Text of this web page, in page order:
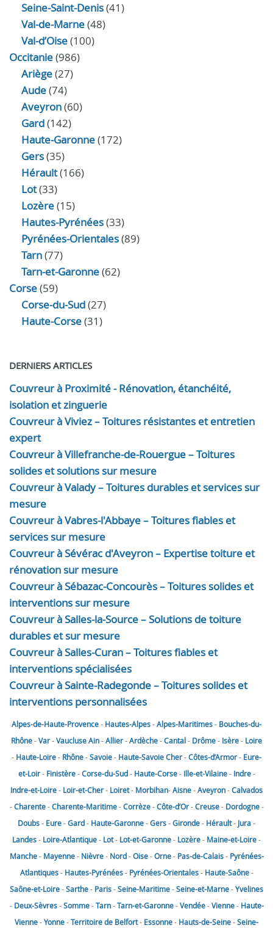
Seine-Saint-Denis(41)
Val-de-Marne(48)
Val-d’Oise(100)
Occitanie(986)
Ariège(27)
Aude(74)
Aveyron(60)
Gard(142)
Haute-Garonne(172)
Gers(35)
Hérault(166)
Lot(33)
Lozère(15)
Hautes-Pyrénées(33)
Pyrénées-Orientales(89)
Tarn(77)
Tarn-et-Garonne(62)
Corse(59)
Corse-du-Sud(27)
Haute-Corse(31)
DERNIERS ARTICLES
Couvreur à Proximité - Rénovation, étanchéité,
isolation et zinguerie
Couvreur à Viviez – Toitures résistantes et entretien
expert
Couvreur à Villefranche-de-Rouergue – Toitures
solides et solutions sur mesure
Couvreur à Valady – Toitures durables et services sur
mesure
Couvreur à Vabres-l'Abbaye – Toitures fiables et
services sur mesure
Couvreur à Sévérac d'Aveyron – Expertise toiture et
rénovation sur mesure
Couvreur à Sébazac-Concourès – Toitures solides et
interventions sur mesure
Couvreur à Salles-la-Source – Solutions de toiture
durables et sur mesure
Couvreur à Salles-Curan – Toitures fiables et
interventions spécialisées
Couvreur à Sainte-Radegonde – Toitures solides et
interventions personnalisées
Alpes-de-Haute-Provence- Hautes-Alpes-Alpes-Maritimes- Bouches-du-
Rhône-Var-VaucluseAin-Allier-Ardèche-Cantal- Drôme- Isère- Loire
- Haute-Loire- Rhône-Savoie- Haute-SavoieCher-Côtes-d’Armor- Eure-
et-Loir- Finistère-Corse-du-Sud- Haute-Corse- Ille-et-Vilaine- Indre-
Indre-et-Loire- Loir-et-Cher- Loiret- Morbihan-Aisne-Aveyron-Calvados
-Charente-Charente-Maritime-Corrèze-Côte-d’Or-Creuse- Dordogne-
Doubs- Eure-Gard- Haute-Garonne-Gers-Gironde- Hérault- Jura-
Landes- Loire-Atlantique- Lot- Lot-et-Garonne- Lozère- Maine-et-Loire-
Manche- Mayenne- Nièvre- Nord-Oise-Orne- Pas-de-Calais- Pyrénées-
Atlantiques- Hautes-Pyrénées- Pyrénées-Orientales- Haute-Saône-
Saône-et-Loire-Sarthe- Paris-Seine-Maritime-Seine-et-Marne-Yvelines
- Deux-Sèvres-Somme-Tarn-Tarn-et-Garonne-Vendée-Vienne- Haute-
Vienne-Yonne-Territoire de Belfort- Essonne- Hauts-de-Seine-Seine-